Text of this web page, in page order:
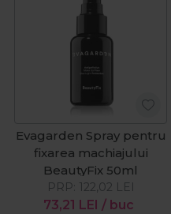
Evagarden Spray pentru
fixarea machiajului
BeautyFix 50ml
73,21 LEI / buc
PRP: 122,02 LEI